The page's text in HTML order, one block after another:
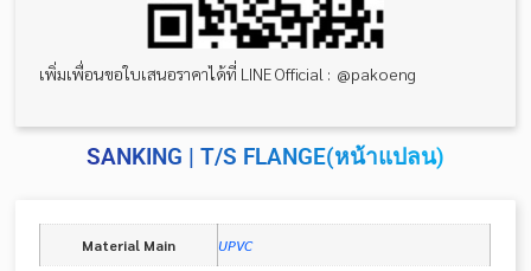
เพิ่มเพื่อนขอใบเสนอราคาได้ที่ LINE Official : @pakoeng
SANKING | T/S FLANGE(หน้าแปลน)
Material Main UPVC